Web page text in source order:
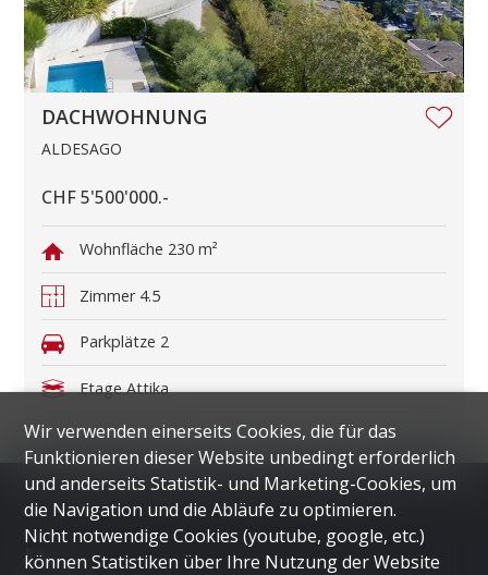
DACHWOHNUNG
ALDESAGO
CHF 5'500'000.-
Wohnfläche 230 m²
Zimmer 4.5
Parkplätze 2
EtageAttika
Menü
Wir verwenden einerseits Cookies, die für das
Funktionieren dieser Website unbedingt erforderlich
und anderseits Statistik- und Marketing-Cookies, um
die Navigation und die Abläufe zu optimieren.
Nicht notwendige Cookies (youtube, google, etc.)
können Statistiken über Ihre Nutzung der Website